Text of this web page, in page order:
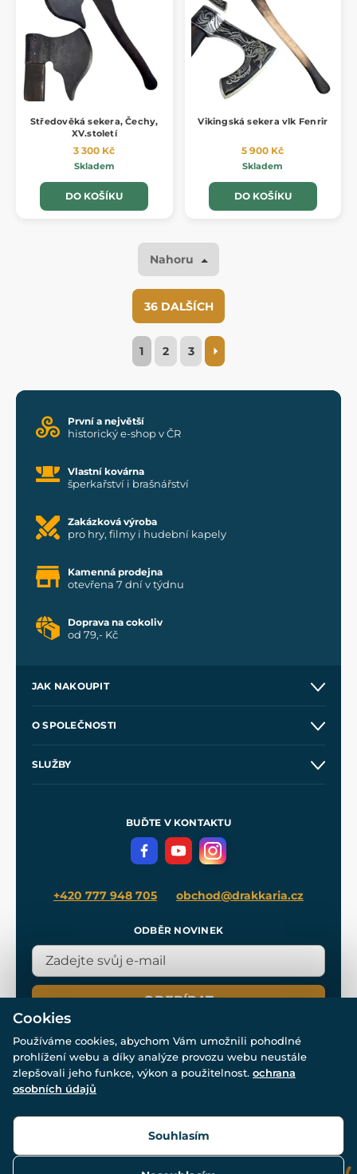
Středověká sekera, Čechy,
XV.století
3 300 Kč
Skladem
DO KOŠÍKU
Vikingská sekera vlk Fenrir
5 900 Kč
Skladem
DO KOŠÍKU
Nahoru
36 DALŠÍCH
1 2 3
První a největší
historický e-shop v ČR
Vlastní kovárna
šperkařství i brašnářství
Zakázková výroba
pro hry, filmy i hudební kapely
Kamenná prodejna
otevřena 7 dní v týdnu
Doprava na cokoliv
od 79,- Kč
JAK NAKOUPIT
Velkoobchod
O SPOLEČNOSTI
SLUŽBY
Meče pro Kingdom Come
BUĎTE V KONTAKTU
+420 777 948 705 obchod@drakkaria.cz
ODBĚR NOVINEK
ODEBÍRAT
© Všechna práva vyhrazena. www.drakkaria.cz 2007-2026.
Cookies
Používáme cookies, abychom Vám umožnili pohodlné
prohlížení webu a díky analýze provozu webu neustále
zlepšovali jeho funkce, výkon a použitelnost. ochrana
osobních údajů
Souhlasím